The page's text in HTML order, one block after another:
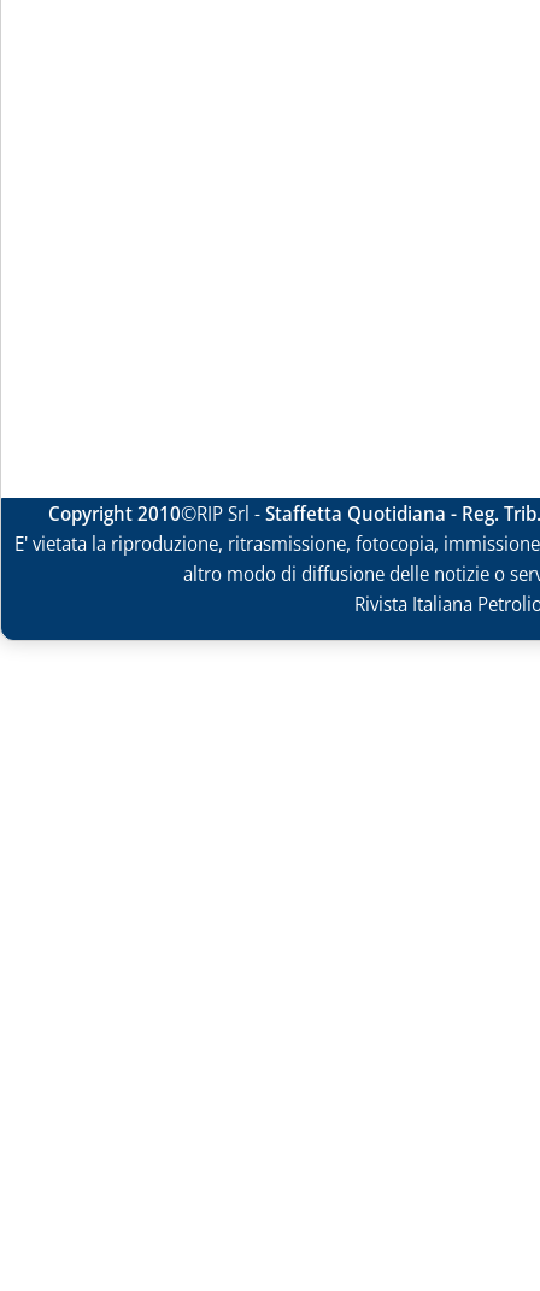
Copyright 2010©RIP Srl -Staffetta Quotidiana - Reg.
E' vietata la riproduzione, ritrasmissione, fotocopia,
altro modo di diffusione delle notizie o
Rivista Italiana